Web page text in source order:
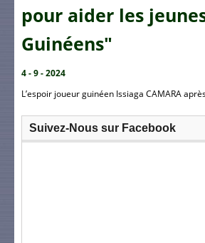
pour aider les
Guinéens"
4 - 9 - 2024
L’espoir joueur guinéen Issiaga CAMARA
Suivez-Nous sur Facebook